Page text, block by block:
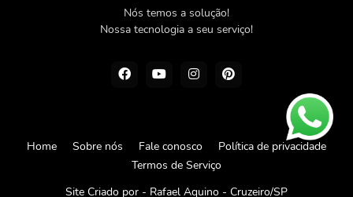
Nós temos a solução!
Nossa tecnologia a seu serviço!
Site Criado por - Rafael Aquino - Cruzeiro/SP
Home Sobre nós Fale conosco
Política de privacidade
Termos de Serviço